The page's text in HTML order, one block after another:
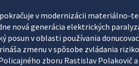
v modernizácii materiálno-
nová generácia elektrických
posun v oblasti používania
zmenu v spôsobe zvládania
zboru Rastislav Polakovič